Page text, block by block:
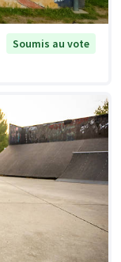
Soumis au vote